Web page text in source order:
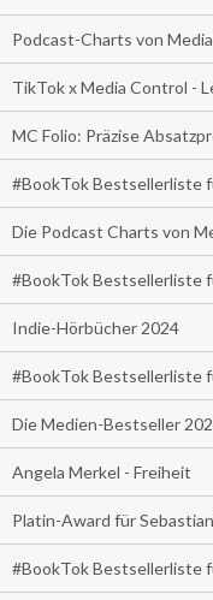
Podcast-Charts von
TikTok x Media Control -
MC Folio: Präzise
#BookTok Bestsellerliste
Die Podcast Charts von
#BookTok Bestsellerliste
Indie-Hörbücher 2024
#BookTok Bestsellerliste
Die Medien-Bestseller
Angela Merkel - Freiheit
Platin-Award für
#BookTok Bestsellerliste